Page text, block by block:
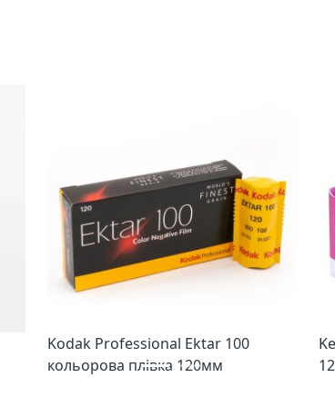
Kodak Professional Ektar 100
кольорова плівка 120мм